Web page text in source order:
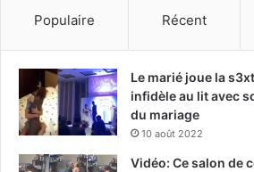
Populaire Récent
Le marié joue la
infidèle au lit avec
du mariage
10 août 2022
Vidéo: Ce salon de